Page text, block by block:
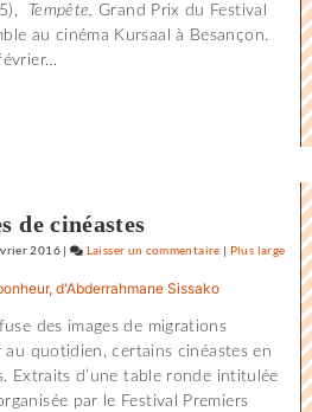
international
du
Tempête, Grand Prix du Festival
au cinéma Kursaal à Besançon.
de cinéastes
2016| Laisser un commentaire on
monde
au
Festival
international
| Plus large
des images de migrations
quotidien, certains cinéastes en
Extraits d’une table ronde intitulée
par le Festival Premiers